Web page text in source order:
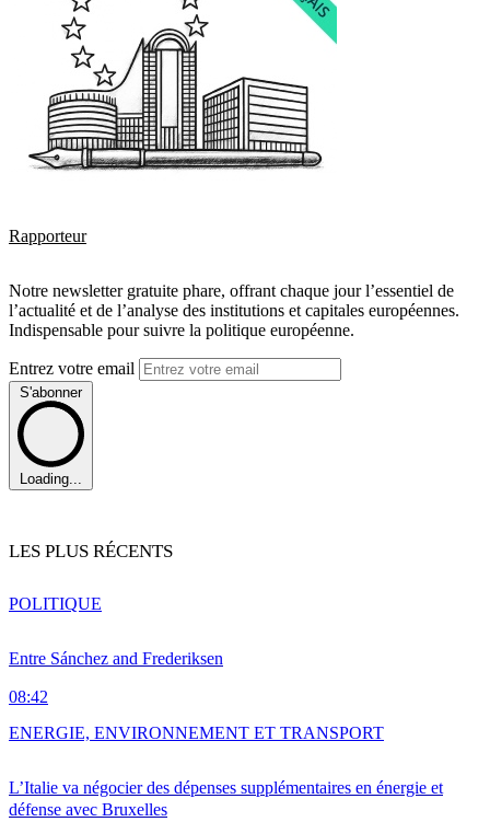
Rapporteur
Notre newsletter gratuite phare, offrant chaque jour l’essentiel de
l’actualité et de l’analyse des institutions et capitales européennes.
Indispensable pour suivre la politique européenne.
Entrez votre email
S'abonner
Loading...
LES PLUS RÉCENTS
Entre Sánchez and Frederiksen
08:42
POLITIQUE
L’Italie va négocier des dépenses supplémentaires en énergie et
défense avec Bruxelles
ENERGIE, ENVIRONNEMENT ET TRANSPORT